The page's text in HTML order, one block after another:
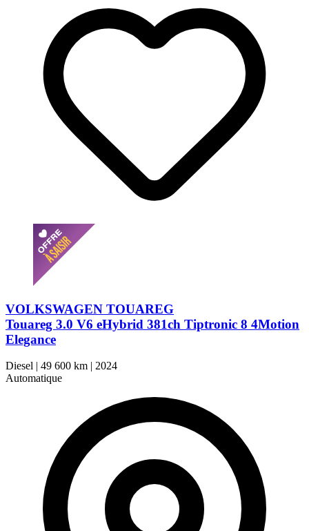
VOLKSWAGEN TOUAREG
Touareg 3.0 V6 eHybrid 381ch Tiptronic 8 4Motion
Elegance
Diesel | 49 600 km | 2024
Automatique